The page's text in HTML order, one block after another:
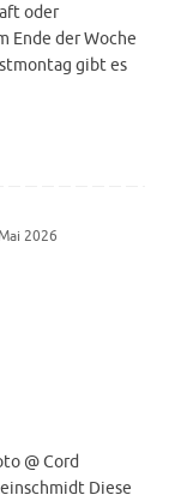
oder
Ende der Woche
gibt es
2026
@ Cord
Diese